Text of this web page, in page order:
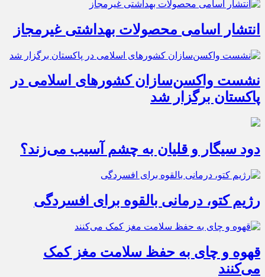
انتشار اسامی محصولات بهداشتی غیرمجاز
نشست واکسن‌سازان کشورهای اسلامی در
پاکستان برگزار شد
دود سیگار و قلیان به چشم آسیب می‌زند؟
رژیم کتو، درمانی بالقوه برای افسردگی
قهوه و چای به حفظ سلامت مغز کمک
می‌کنند